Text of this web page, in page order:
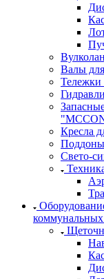
Валы
Тележки
Кресла
Поддоны
Свето-